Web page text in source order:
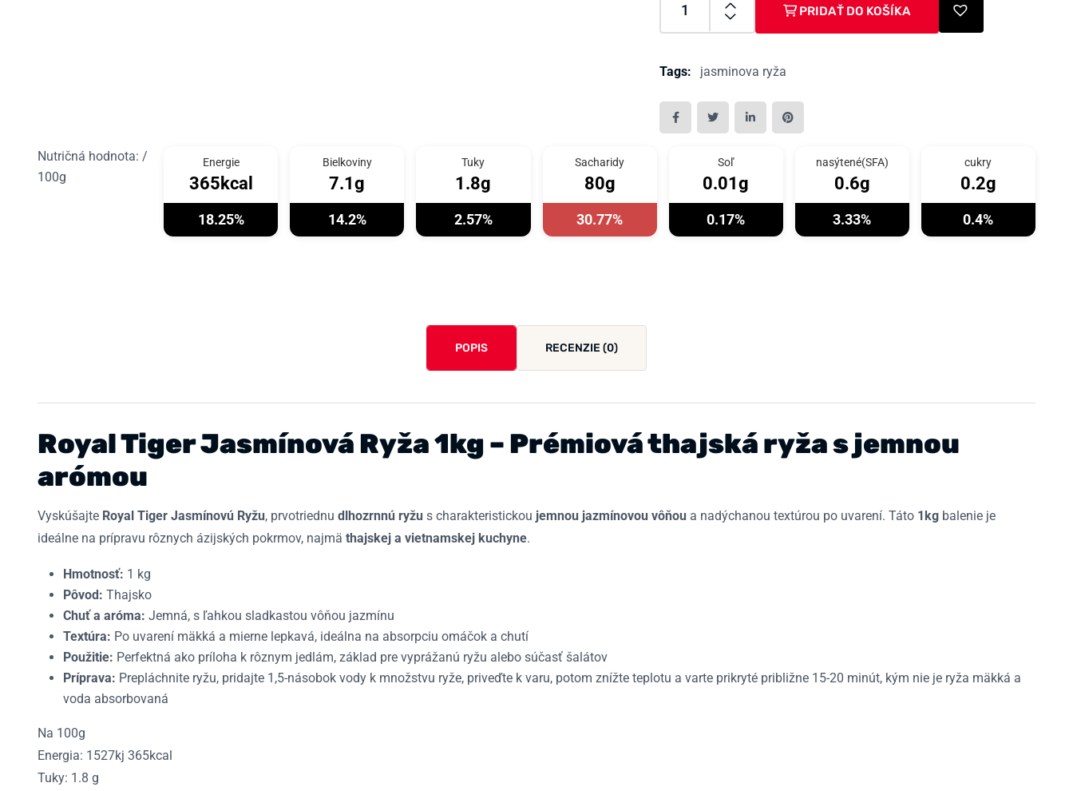
PRIDAŤ DO KOŠÍKA
Tags: jasminova ryža
Nutričná hodnota: /
100g
Energie
365kcal
18.25%
Bielkoviny
7.1g
14.2%
Tuky
1.8g
2.57%
Sacharidy
80g
30.77%
Soľ
0.01g
0.17%
nasýtené(SFA)
0.6g
3.33%
cukry
0.2g
0.4%
POPIS RECENZIE (0)
Royal Tiger Jasmínová Ryža 1kg – Prémiová thajská ryža s jemnou
arómou
Vyskúšajte Royal Tiger Jasmínovú Ryžu, prvotriednu dlhozrnnú ryžu s charakteristickou jemnou jazmínovou vôňou a nadýchanou textúrou po uvarení. Táto 1kg balenie je
ideálne na prípravu rôznych ázijských pokrmov, najmä thajskej a vietnamskej kuchyne.
Hmotnosť: 1 kg
Pôvod: Thajsko
Chuť a aróma: Jemná, s ľahkou sladkastou vôňou jazmínu
Textúra: Po uvarení mäkká a mierne lepkavá, ideálna na absorpciu omáčok a chutí
Použitie: Perfektná ako príloha k rôznym jedlám, základ pre vyprážanú ryžu alebo súčasť šalátov
Príprava: Prepláchnite ryžu, pridajte 1,5-násobok vody k množstvu ryže, priveďte k varu, potom znížte teplotu a varte prikryté približne 15-20 minút, kým nie je ryža mäkká a
voda absorbovaná
Na 100g
Energia: 1527kj 365kcal
Tuky: 1.8 g